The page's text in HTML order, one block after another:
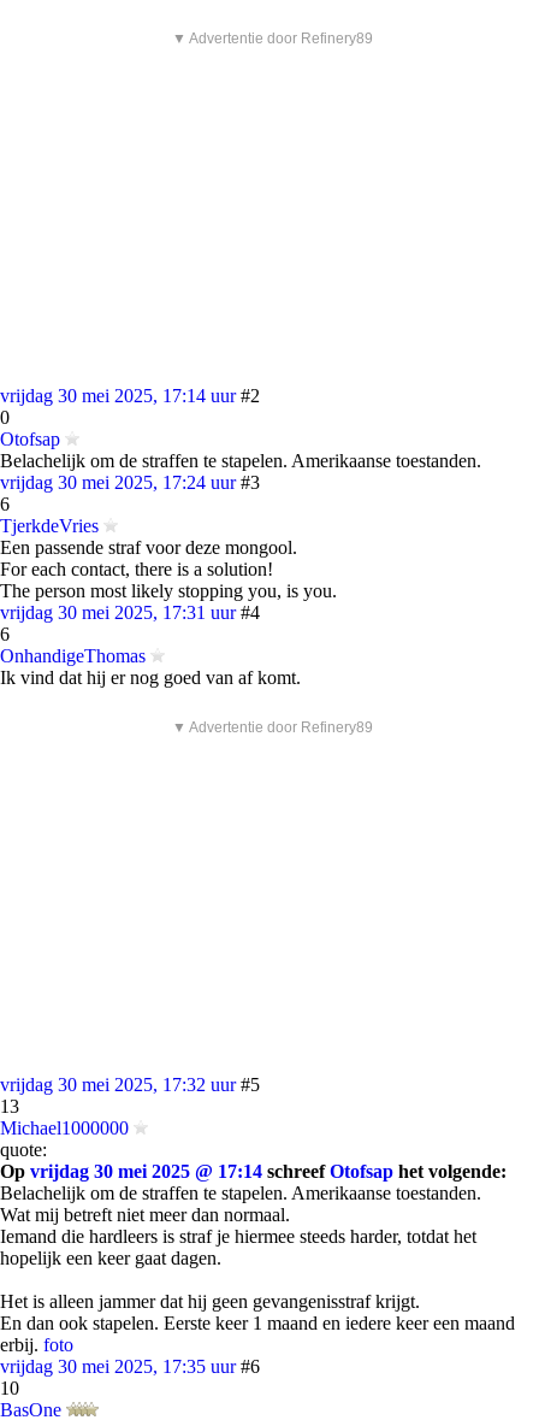
▼ Advertentie door Refinery89
vrijdag 30 mei 2025, 17:14 uur #2
0
Otofsap
Belachelijk om de straffen te stapelen. Amerikaanse toestanden.
vrijdag 30 mei 2025, 17:24 uur #3
6
TjerkdeVries
Een passende straf voor deze mongool.
For each contact, there is a solution!
The person most likely stopping you, is you.
vrijdag 30 mei 2025, 17:31 uur #4
6
OnhandigeThomas
Ik vind dat hij er nog goed van af komt.
▼ Advertentie door Refinery89
vrijdag 30 mei 2025, 17:32 uur #5
13
Michael1000000
quote:
Op vrijdag 30 mei 2025 @ 17:14 schreefOtofsap het volgende:
Belachelijk om de straffen te stapelen. Amerikaanse toestanden.
Wat mij betreft niet meer dan normaal.
Iemand die hardleers is straf je hiermee steeds harder, totdat het
hopelijk een keer gaat dagen.
Het is alleen jammer dat hij geen gevangenisstraf krijgt.
En dan ook stapelen. Eerste keer 1 maand en iedere keer een maand
erbij. foto
vrijdag 30 mei 2025, 17:35 uur #6
10
BasOne